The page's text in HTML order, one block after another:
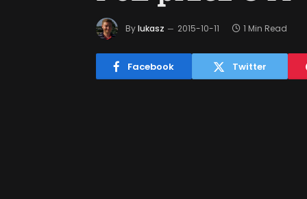
By lukasz 2015-10-11 1 Min Read
Facebook Twitter